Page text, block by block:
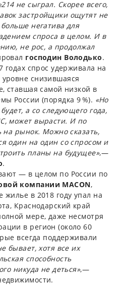
не сыграл. Скорее всего,
застройщики ощутят не
негатива для
спроса в целом. И в
не рос, а продолжал
господин Володько.
годах спрос удерживала на
снизившаяся
ставшая самой низкой в
России (порядка 9 %). «Но
а со следующего года,
может вырасти. И по
на рынок. Можно сказать,
один на один со спросом и
планы на будущее»,—
.
— в целом по России по
компании MACON,
жилье в 2018 году упал на
Краснодарский край
мере, даже несмотря
в регион (около 60
всегда поддерживали
бывает, хотя все их
способность
никуда не деться»,—